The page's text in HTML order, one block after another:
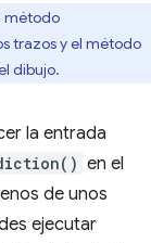
método
trazos y el método
dibujo.
la entrada
en el
de unos
ejecutar